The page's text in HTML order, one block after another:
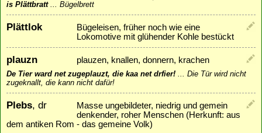
is Plättbratt... Bügelbrett
Plättlok
Bügeleisen, früher noch wie eine
Lokomotive mit glühender Kohle bestückt
plauzn plauzen, knallen, donnern, krachen
De Tier ward net zugeplauzt, die kaa net drfier! ... Die Tür wird nicht
zugeknallt, die kann nicht dafür!
Plebs, dr
Masse ungebildeter, niedrig und gemein
denkender, roher Menschen (Herkunft: aus
dem antiken Rom - das gemeine Volk)